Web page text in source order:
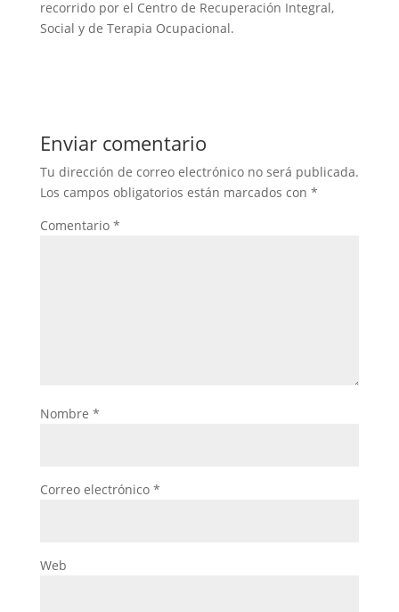
recorrido por el Centro de Recuperación Integral,
Social y de Terapia Ocupacional.
Enviar comentario
Tu dirección de correo electrónico no será publicada.
Los campos obligatorios están marcados con *
Comentario *
Nombre *
Correo electrónico *
Web